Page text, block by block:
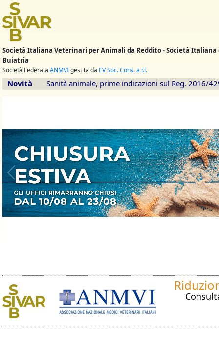
Società Italiana Veterinari per Animali da Reddito - Società Italiana
Buiatria
Società Federata ANMVIgestita da EV Soc. Cons. a r.l.
Novità Sanità animale, prime indicazioni sul Reg. 2016/